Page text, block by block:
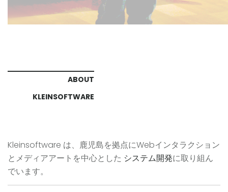
ABOUT
KLEINSOFTWARE
Kleinsoftware は、鹿児島を拠点にWebインタラクション
とメディアアートを中心とした システム開発に取り組ん
でいます。